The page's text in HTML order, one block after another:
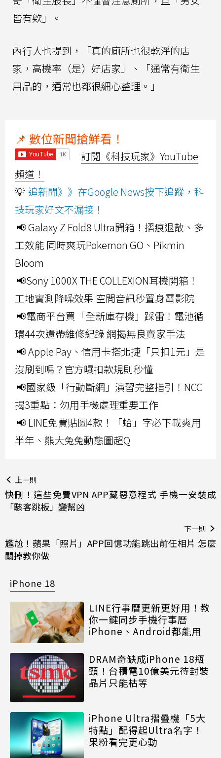
皆有欸」。
內行人也提到，「真的廁所也很乾淨的店
家，高機率（是）好店家」、「通常有衛生
用品的，通常也都很細心整理。」
📌 數位新聞搶鮮看！
訂閱《科技玩家》YouTube
頻道！
💡 追新聞》》在Google News按下追蹤，科
技玩家好文不漏接！
📢 Galaxy Z Fold8 Ultra開箱！摺痕退散、多
工效能 同時爽玩Pokemon GO、Pikmin
Bloom
📢Sony 1000X THE COLLEXION耳機開箱！
工地實測降噪效果 空間音訊秒置身電影院
📢電商平台買「全新庫存機」踩雷！電池循
環44次還帶維修紀錄 網揭無良賣家手法
📢 Apple Pay、信用卡搭北捷「只扣1元」是
沒刷到嗎？官方曝扣款規則秒懂
📢國家級「行動斷網」演習完整指引！NCC
揭3重點：勿用手機處理重要工作
📢 LINE免費貼圖4款！「蛤」字必下載爽用
半年、熊大兔兔動態圖超Q
上一則
快刪！這些免費VPN APP藏惡意程式 手機一安裝成
「駭客跳板」變幫凶
下一則
尷尬！蘋果「照片」APP回憶功能跳出前任相片 怎麼
關掉教你做
iPhone 18
LINE行事曆更新更好用！教
你一鍵同步手機行事曆
iPhone、Android都能用
DRAM奇缺成iPhone 18瓶
頸！台積電10億美元待封裝
晶片只能枯等
iPhone Ultra摺疊機「5大
特點」配得起Ultra名字！
果粉看完更心動